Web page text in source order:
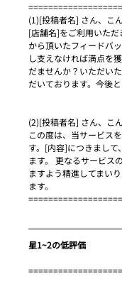
(1)[投稿者名] さん、こん
[店舗名]をご利用いた
から頂いたフィードバ
し支えなければ満点を
だませんか？いただい
だいております。今後
(2)[投稿者名] さん、こん
この度は、当サービス
す。[内容]につきまし
ます。 更なるサービス
ますよう精進してまい
ます。
星1~2の低評価